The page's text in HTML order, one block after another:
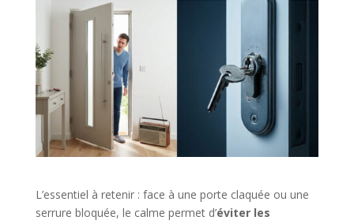
L’essentiel à retenir : face à une porte claquée ou une
serrure bloquée, le calme permet d’éviter les